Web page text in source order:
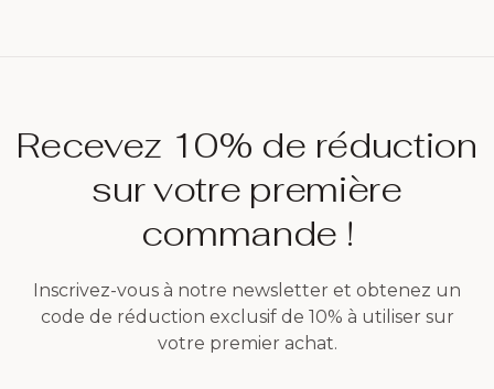
Recevez 10% de réduction
sur votre première
commande !
Inscrivez-vous à notre newsletter et obtenez un
code de réduction exclusif de 10% à utiliser sur
votre premier achat.